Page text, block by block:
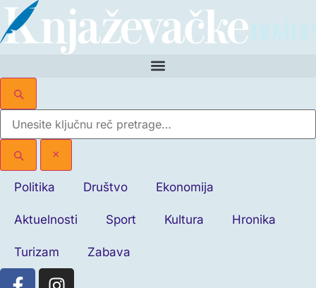
×
Politika Društvo Ekonomija
Aktuelnosti Sport Kultura Hronika
Turizam Zabava